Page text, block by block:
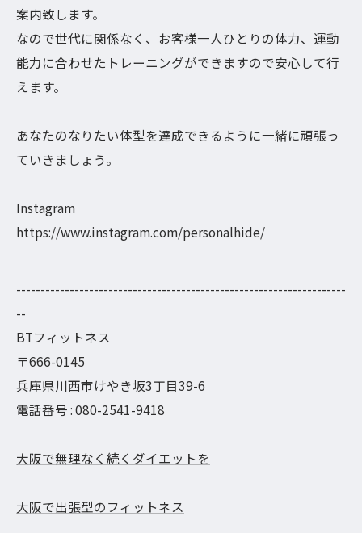
案内致します。
なので世代に関係なく、お客様一人ひとりの体力、運動
能力に合わせたトレーニングができますので安心して行
えます。
あなたのなりたい体型を達成できるように一緒に頑張っ
ていきましょう。
Instagram
https://www.instagram.com/personalhide/
--------------------------------------------------------------------
--
BTフィットネス
〒666-0145
兵庫県川西市けやき坂3丁目39-6
電話番号 : 080-2541-9418
大阪で無理なく続くダイエットを
大阪で出張型のフィットネス